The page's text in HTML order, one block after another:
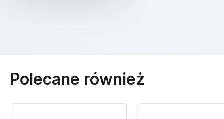
Polecane również